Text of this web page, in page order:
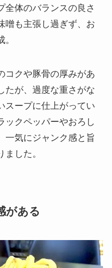
全体のバランスの良さ
噌も主張し過ぎず、お
コクや豚骨の厚みがあ
たが、過度な重さがな
スープに仕上がってい
ックペッパーやおろし
一気にジャンク感と旨
した。
がある